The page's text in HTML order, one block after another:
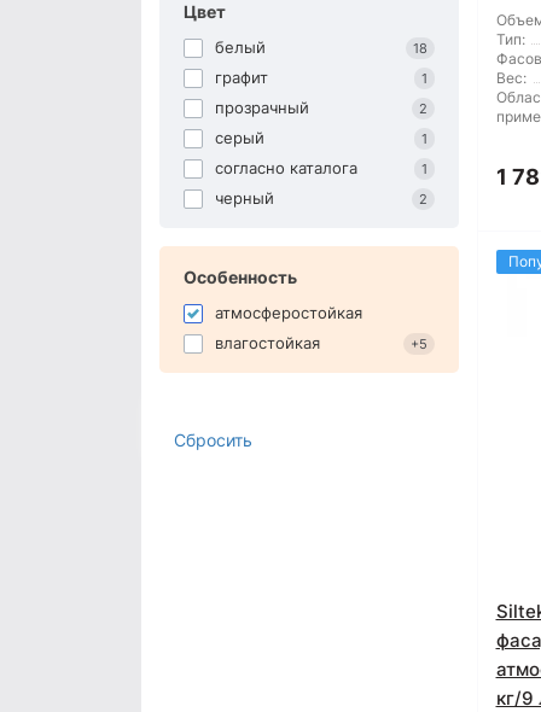
Цвет
белый 18
графит 1
прозрачный 2
серый 1
согласно каталога 1
черный 2
Особенность
атмосферостойкая
влагостойкая
+5
Сбросить
Тип:
Вес:
1
кг/9